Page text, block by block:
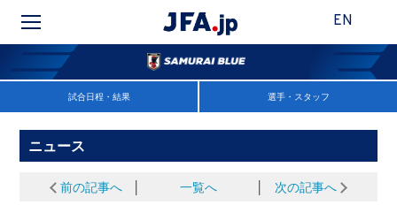
EN
試合日程・結果 選手・スタッフ
ニュース
前の記事へ 一覧へ 次の記事へ